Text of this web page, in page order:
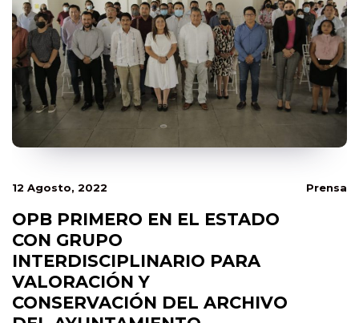
12 Agosto, 2022 Prensa
OPB PRIMERO EN EL ESTADO
CON GRUPO
INTERDISCIPLINARIO PARA
VALORACIÓN Y
CONSERVACIÓN DEL ARCHIVO